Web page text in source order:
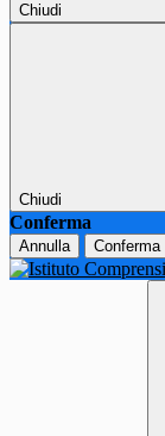
Chiudi
Chiudi
Conferma
Annulla Conferma